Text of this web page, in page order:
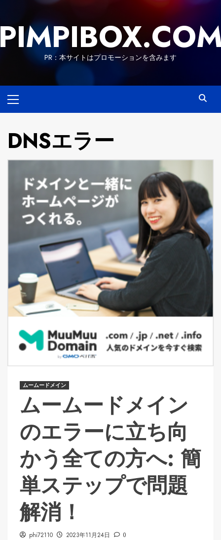
content
PR：本サイトはプロモーションを含みます
Menu
DNSエラー
ムームードメイン
ムームードメイン
のエラーに立ち向
かう全ての方へ: 簡
単ステップで問題
解消！
phi72110 2023年11月24日 0